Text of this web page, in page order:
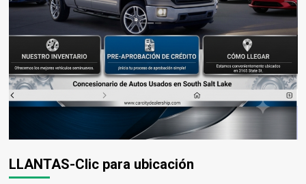
LLANTAS-Clic para ubicación